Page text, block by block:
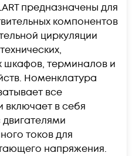
предназначены для
компонентов
циркуляции
шкафов, терминалов и
Номенклатура
все
в себя
токов для
напряжения.